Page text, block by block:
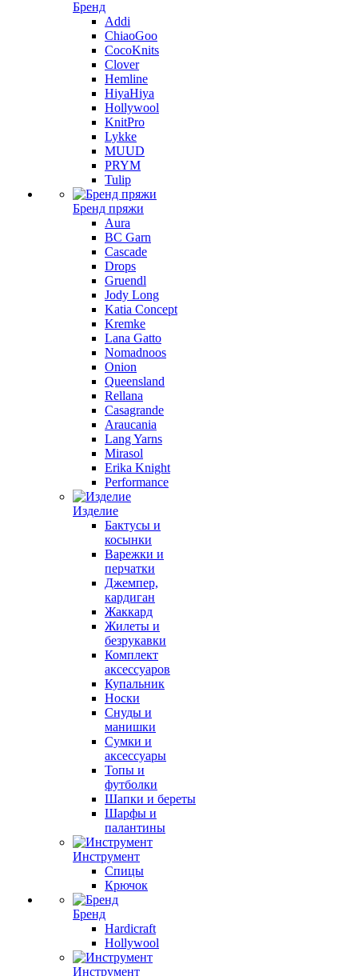
Бренд
Addi
ChiaoGoo
CocoKnits
Clover
Hemline
HiyaHiya
Hollywool
KnitPro
Lykke
MUUD
PRYM
Tulip
Бренд пряжи
Aura
BC Garn
Cascade
Drops
Gruendl
Jody Long
Katia Concept
Kremke
Lana Gatto
Nomadnoos
Onion
Queensland
Rellana
Casagrande
Araucania
Lang Yarns
Mirasol
Erika Knight
Performance
Изделие
Бактусы и
косынки
Варежки и
перчатки
Джемпер,
кардиган
Жаккард
Жилеты и
безрукавки
Комплект
аксессуаров
Купальник
Носки
Снуды и
манишки
Сумки и
аксессуары
Топы и
футболки
Шапки и береты
Шарфы и
палантины
Инструмент
Спицы
Крючок
Бренд
Hardicraft
Hollywool
Инструмент